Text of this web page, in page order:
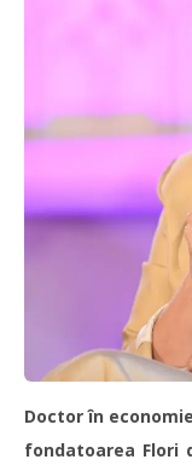
Doctor în
fondatoarea Flori